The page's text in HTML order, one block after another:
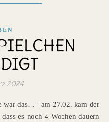
2024
es noch 4 Wochen dauern